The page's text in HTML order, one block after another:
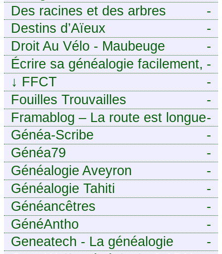
-
Des racines et des arbres
-
Destins d’Aïeux
-
Droit Au Vélo - Maubeuge
Sambre-Avesnois
-
Écrire sa généalogie facilement,
sans stress avec Généalordi
-
↓ FFCT
-
Fouilles Trouvailles
-
Framablog – La route est longue
mais la voie est libre…
-
Généa-Scribe
-
Généa79
-
Généalogie Aveyron
-
Généalogie Tahiti
-
Généancêtres
-
GénéAntho
-
Geneatech - La généalogie